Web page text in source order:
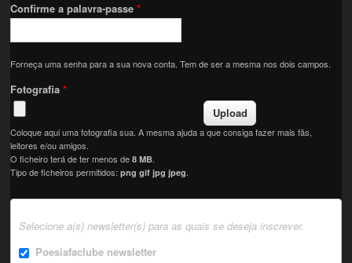
Confirme a palavra-passe*
Forneça uma senha para a sua nova conta. Tem de ser a mesma nos dois campos.
Fotografia*
Coloque aqui uma fotografia sua. A mesma ajuda a que consiga fazer mais fãs,
leitores e/ou amigos.
O ficheiro terá de ter menos de8 MB
Tipo de ficheiros permitidos:png gif jpg jpeg
Selecione a(s) newsletter(s) para as quais se deseja inscrever.
Poesiafaclube newsletter